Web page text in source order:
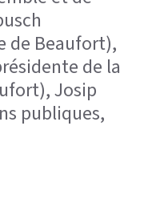
de Beaufort),
de la
Josip
publiques,